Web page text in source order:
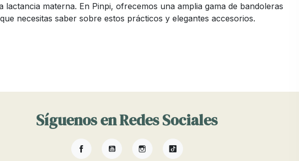
materna. En Pinpi, ofrecemos una amplia gama de bandoleras
necesitas saber sobre estos prácticos y elegantes accesorios.
grandes.
Síguenos en Redes Sociales